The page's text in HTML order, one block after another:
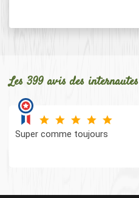
Les 399 avis des internautes
Super comme toujours